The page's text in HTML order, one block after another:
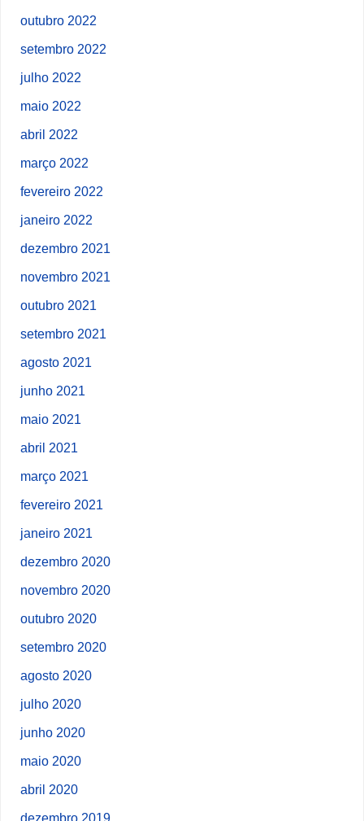
outubro 2022
setembro 2022
julho 2022
maio 2022
abril 2022
março 2022
fevereiro 2022
janeiro 2022
dezembro 2021
novembro 2021
outubro 2021
setembro 2021
agosto 2021
junho 2021
maio 2021
abril 2021
março 2021
fevereiro 2021
janeiro 2021
dezembro 2020
novembro 2020
outubro 2020
setembro 2020
agosto 2020
julho 2020
junho 2020
maio 2020
abril 2020
dezembro 2019